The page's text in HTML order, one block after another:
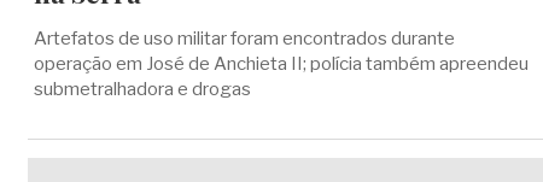
Artefatos de uso militar foram encontrados durante
operação em José de Anchieta II; polícia também apreendeu
submetralhadora e drogas